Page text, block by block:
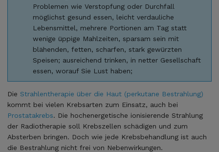
Problemen wie Verstopfung oder Durchfall
möglichst gesund essen, leicht verdauliche
Lebensmittel, mehrere Portionen am Tag statt
wenige üppige Mahlzeiten, sparsam sein mit
blähenden, fetten, scharfen, stark gewürzten
Speisen; ausreichend trinken, in netter Gesellschaft
essen, worauf Sie Lust haben;
Die Strahlentherapie über die Haut (perkutane Bestrahlung)
kommt bei vielen Krebsarten zum Einsatz, auch bei
Prostatakrebs. Die hochenergetische ionisierende Strahlung
der Radiotherapie soll Krebszellen schädigen und zum
Absterben bringen. Doch wie jede Krebsbehandlung ist auch
die Bestrahlung nicht frei von Nebenwirkungen.